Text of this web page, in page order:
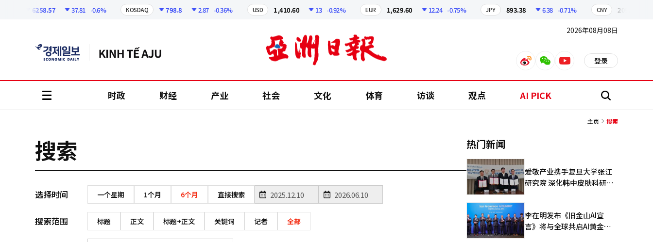
6258.57 37.81 -0.6% KOSDAQ 798.8 2.87 -0.36% USD 1,410.60 13 -0.92% EUR 1,629.60 12.24 -0.75% JPY 893.38 6.38 -0.71% CNY 209.17
2026年08月08日
weiboweixinyoutube 登录
时政 财经 产业 社会 文化 体育 访谈 观点 AI PICK 搜
主页 搜索
搜索
选择时间 一个星期 1个月 6个月 直接搜索
搜索范围 标题 正文 标题+正文 关键词 记者 全部
热门新闻
爱敬产业携手复旦大学张江
研究院 深化韩中皮肤科研合
李在明发布《旧金山AI宣
言》将与全球共启AI黄金时